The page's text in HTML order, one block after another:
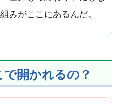
みがここにあるんだ。
開かれるの？